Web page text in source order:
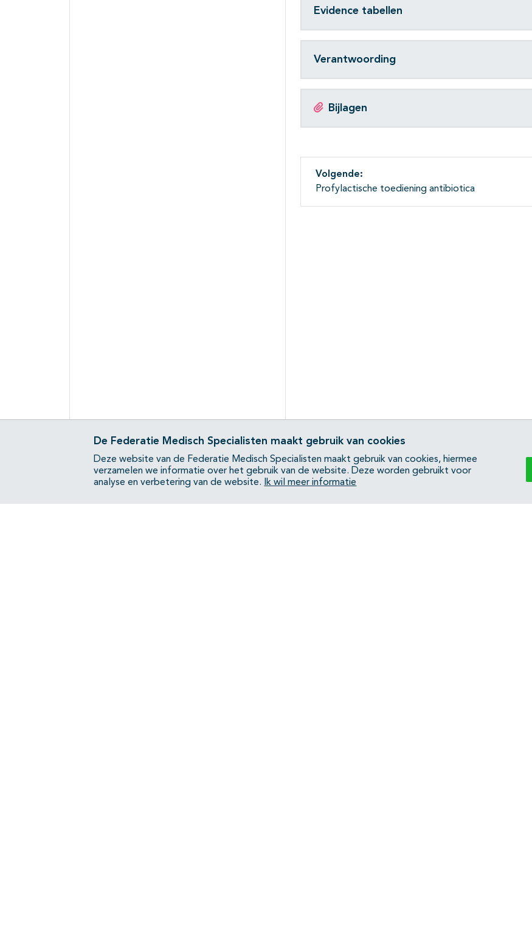
Evidence tabellen
Verantwoording
Bijlagen
Volgende:
Profylactische toediening antibiotica
De Federatie Medisch Specialisten maakt gebruik van cookies
Deze website van de Federatie Medisch Specialisten maakt gebruik van cookies, hiermee
verzamelen we informatie over het gebruik van de website. Deze worden gebruikt voor
analyse en verbetering van de website.
Ik wil meer informatie